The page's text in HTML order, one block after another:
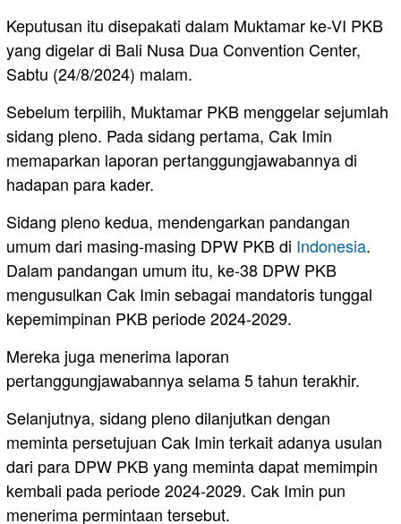
Keputusan itu disepakati dalam Muktamar ke-VI PKB
yang digelar di Bali Nusa Dua Convention Center,
Sabtu (24/8/2024) malam.
Sebelum terpilih, Muktamar PKB menggelar sejumlah
sidang pleno. Pada sidang pertama, Cak Imin
memaparkan laporan pertanggungjawabannya di
hadapan para kader.
Sidang pleno kedua, mendengarkan pandangan
umum dari masing-masing DPW PKB di Indonesia.
Dalam pandangan umum itu, ke-38 DPW PKB
mengusulkan Cak Imin sebagai mandatoris tunggal
kepemimpinan PKB periode 2024-2029.
Mereka juga menerima laporan
pertanggungjawabannya selama 5 tahun terakhir.
Selanjutnya, sidang pleno dilanjutkan dengan
meminta persetujuan Cak Imin terkait adanya usulan
dari para DPW PKB yang meminta dapat memimpin
kembali pada periode 2024-2029. Cak Imin pun
menerima permintaan tersebut.